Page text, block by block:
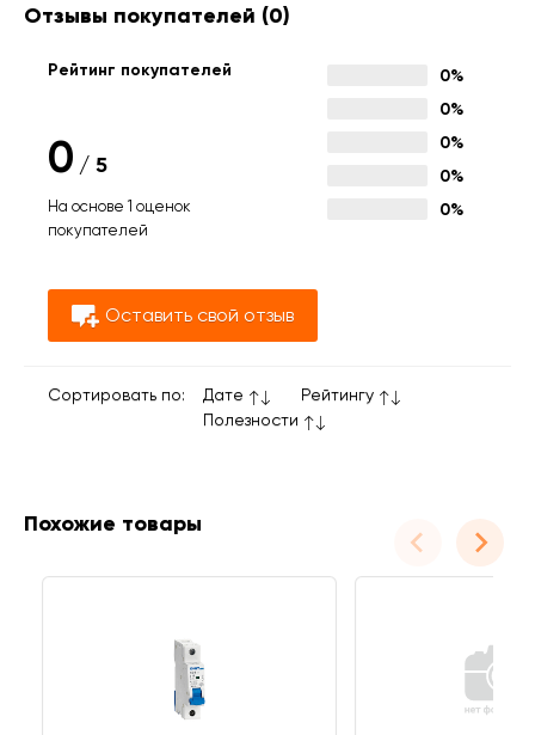
Отзывы покупателей (0)
Рейтинг покупателей
0 / 5
На основе 1 оценок
покупателей
0%
0%
0%
0%
0%
Оставить свой отзыв
Сортировать по: Дате
Рейтингу
Полезности
Похожие товары